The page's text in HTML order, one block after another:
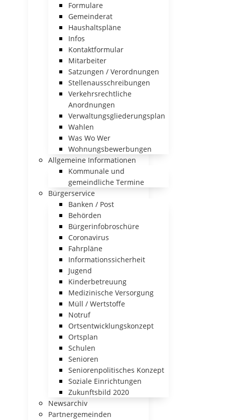
Formulare
Gemeinderat
Haushaltspläne
Infos
Kontaktformular
Mitarbeiter
Satzungen / Verordnungen
Stellenausschreibungen
Verkehrsrechtliche
Anordnungen
Verwaltungsgliederungsplan
Wahlen
Was Wo Wer
Wohnungsbewerbungen
Allgemeine Informationen
Kommunale und
gemeindliche Termine
Bürgerservice
Banken / Post
Behörden
Bürgerinfobroschüre
Coronavirus
Fahrpläne
Informationssicherheit
Jugend
Kinderbetreuung
Medizinische Versorgung
Müll / Wertstoffe
Notruf
Ortsentwicklungskonzept
Ortsplan
Schulen
Senioren
Seniorenpolitisches Konzept
Soziale Einrichtungen
Zukunftsbild 2020
Newsarchiv
Partnergemeinden